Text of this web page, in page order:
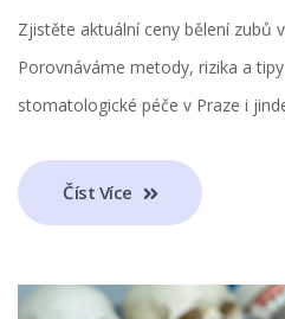
Zjistěte aktuální ceny bělení zubů
Porovnáváme metody, rizika a
stomatologické péče v Praze i
Číst Více